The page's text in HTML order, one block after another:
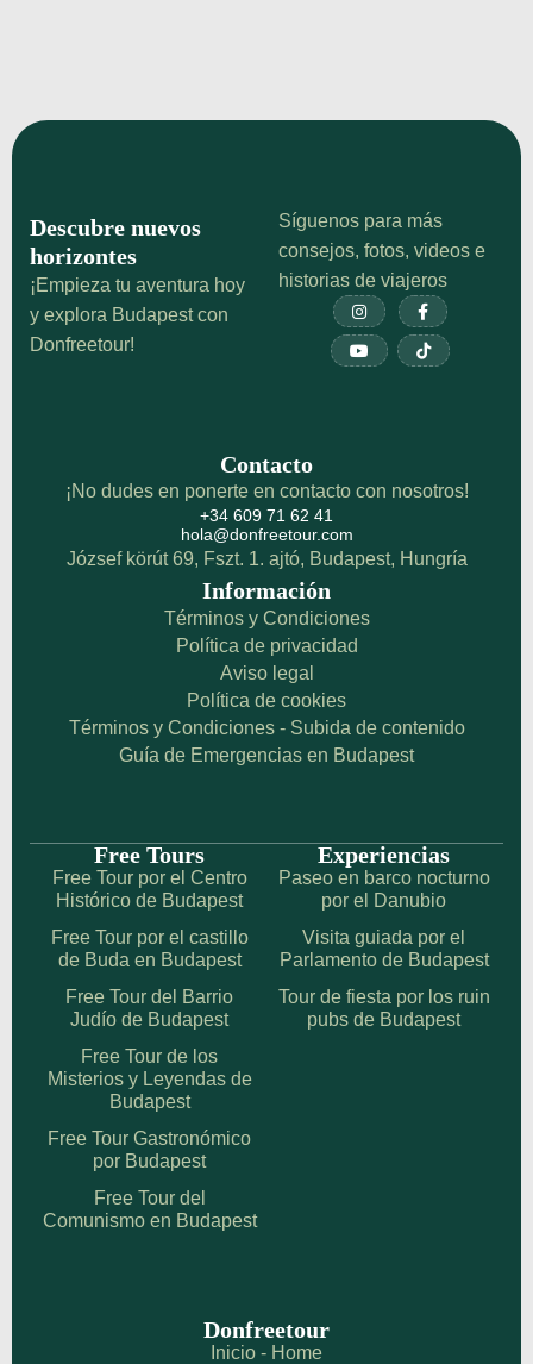
Descubre nuevos
horizontes
¡Empieza tu aventura hoy
y explora Budapest con
Donfreetour!
Síguenos para más
consejos, fotos, videos e
historias de viajeros
 
 
Contacto
¡No dudes en ponerte en contacto con nosotros!
+34 609 71 62 41
hola@donfreetour.com
József körút 69, Fszt. 1. ajtó, Budapest, Hungría
Información
Términos y Condiciones
Política de privacidad
Aviso legal
Política de cookies
Términos y Condiciones - Subida de contenido
Guía de Emergencias en Budapest
Free Tours
Free Tour por el Centro
Histórico de Budapest
Free Tour por el castillo
de Buda en Budapest
Free Tour del Barrio
Judío de Budapest
Free Tour de los
Misterios y Leyendas de
Budapest
Free Tour Gastronómico
por Budapest
Free Tour del
Comunismo en Budapest
Experiencias
Paseo en barco nocturno
por el Danubio
Visita guiada por el
Parlamento de Budapest
Tour de fiesta por los ruin
pubs de Budapest
Donfreetour
Inicio - Home